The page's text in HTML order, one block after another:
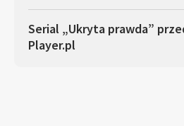
Serial „Ukryta prawda”
Player.pl